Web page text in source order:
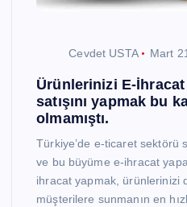
Cevdet USTA Mart
Ürünlerinizi E-
satışını yapmak bu
olmamıştı.
Türkiye’de e-ticaret sektörü
ve bu büyüme e-ihracat
ihracat yapmak, ürünlerinizi
müşterilere sunmanın en